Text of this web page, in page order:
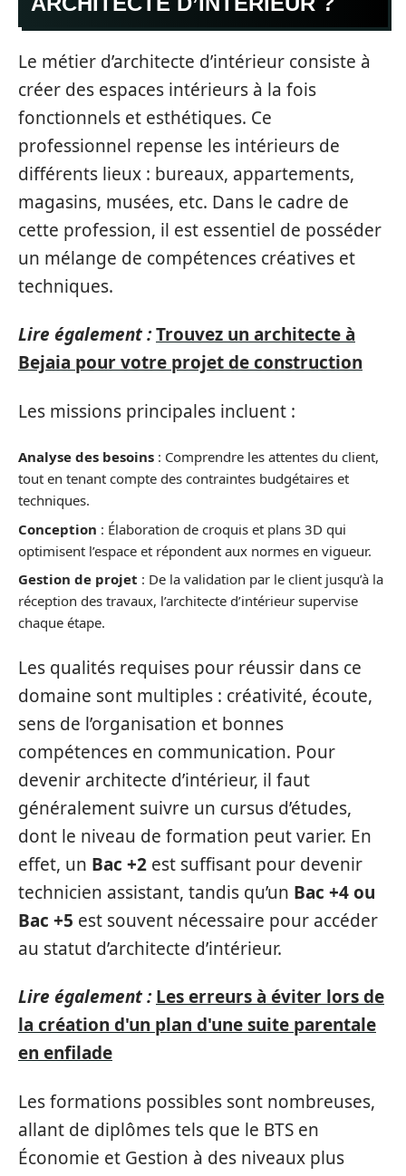
Le métier d’architecte d’intérieur consiste à
créer des espaces intérieurs à la fois
fonctionnels et esthétiques. Ce
professionnel repense les intérieurs de
différents lieux : bureaux, appartements,
magasins, musées, etc. Dans le cadre de
cette profession, il est essentiel de posséder
un mélange de compétences créatives et
techniques.
Lire également :Trouvez un architecte à
Bejaia pour votre projet de construction
Les missions principales incluent :
Analyse des besoins : Comprendre les attentes du client,
tout en tenant compte des contraintes budgétaires et
techniques.
Conception : Élaboration de croquis et plans 3D qui
optimisent l’espace et répondent aux normes en vigueur.
Gestion de projet : De la validation par le client jusqu’à la
réception des travaux, l’architecte d’intérieur supervise
chaque étape.
Les qualités requises pour réussir dans ce
domaine sont multiples : créativité, écoute,
sens de l’organisation et bonnes
compétences en communication. Pour
devenir architecte d’intérieur, il faut
généralement suivre un cursus d’études,
dont le niveau de formation peut varier. En
effet, un Bac +2 est suffisant pour devenir
technicien assistant, tandis qu’un Bac +4 ou
Bac +5 est souvent nécessaire pour accéder
au statut d’architecte d’intérieur.
Lire également : Les erreurs à éviter lors de
la création d'un plan d'une suite parentale
en enfilade
Les formations possibles sont nombreuses,
allant de diplômes tels que le BTS en
Économie et Gestion à des niveaux plus